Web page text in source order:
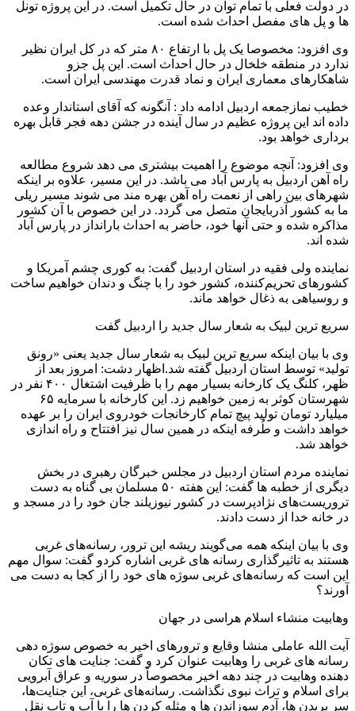
در دولت فعلی با تمام توان در حال تکمیل است. در این پروژه تونل
ها و پل های مفصل احداث شده است.
وی افزود: مخصوصا یک پل با ارتفاع ۸۰ متر که در کل ایران نظیر
ندارد در منطقه خلخال در حال احداث است. این پل جزو
شاهکارهای معماری ایران و نماد قدرت مهندسی ایران است.
خطیب نمازجمعه اردبیل ادامه داد : آنگونه که آقای استاندار وعده
داده اند این پروژه عظیم در سال آینده در جشن دهه فجر قابل بهره
برداری خواهد بود.
وی افزود: آنچه موضوع را اهمیت بیشتری می دهد شروع مطالعه
راه آهن اردبیل به پارس آباد می باشد. در این مسیر، علاوه بر اینکه
شهرهای بین راهی از نعمت راه آهن بهره ‌مند می شوند مسیر ریلی
ما به کشور آذربایجان متصل می گردد. در این خصوص با آن کشور
مذاکره شده و حتی آنها خود، حاضر به احداث بارانداز در پارس آباد
شده اند.
نماینده ولی فقیه در استان اردبیل گفت: به کوری چشم آمریکا و
کشورهای تحریم‌کننده، کشور خود را با چنگ و دندان خواهیم ساخت
و روسیاهی به ذغال خواهد ماند.
سریع ترین لبیک به شعار سال جدید را اردبیل گفت
وی با بیان اینکه سریع ترین لبیک به شعار سال جدید یعنی «رونق
تولید» توسط استان اردبیل گفته شد.اظهار دشت: امروز بعد از
ظهر، کلنگ یک کارخانه بسیار مهم را با ظرفیت اشتغال ۴۰۰ نفر در
شهرستان کوثر به زمین خواهیم زد. این کارخانه با سرمایه ۶۵
میلیارد تومان تولید پیچ تمام کارخانجات خودروی ایران را بر عهده
خواهد داشت و طُرفه اینکه در همین سال نیز افتتاح و راه اندازی
خواهد شد.
نماینده مردم استان اردبیل در مجلس خبرگان رهبری در بخش
دیگری از خطبه ها گفت: این هفته ۵۰ مسلمان بی گناه به دست
تروریست‌های نژادپرست در کشور نیوزیلند جان خود را در مسجد و
در خانه خدا از دست دادند.
وی با بیان اینکه همه می‌گویند ریشه این ترور، رسانه‌های غربی
هستند به تاثیرگذاری رسانه های غربی اشاره کردو گفت: سوال مهم
این است که رسانه‌های غربی سوژه های خود را از کجا به دست می
آورند؟
وهابیت منشاء اسلام هراسی در جهان
آیت الله عاملی منشا وقایع و ترورهای اخیر به خصوص سوژه دهی
رسانه های غربی را وهابیت عنوان کرد و گفت: جنایت های تکان
دهنده وهابیت در چند دهه اخیر مخصوصاً در سوریه و عراق آبرویی
برای اسلام و تراث نبوی نگذاشت. رسانه‌های غربی، این جنایت‌ها،
سر بریدن ها، آدم سوزاندن ها و مثله کردن ها را با آب و تاب نقل